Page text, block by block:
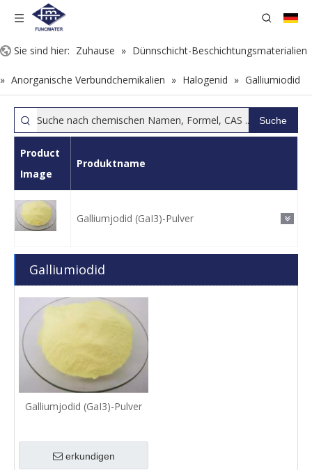
Sie sind hier: Zuhause » Dünnschicht-Beschichtungsmaterialien
» Anorganische Verbundchemikalien » Halogenid » Galliumiodid
Suche
Product
Image
Produktname
Galliumjodid (GaI3)-Pulver
Galliumiodid
Galliumjodid (GaI3)-Pulver
erkundigen